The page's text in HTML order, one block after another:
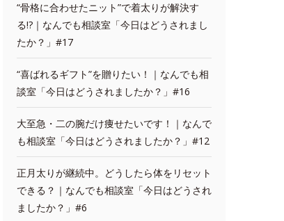
“骨格に合わせたニット”で着太りが解決す
る!?｜なんでも相談室「今日はどうされまし
たか？」#17
“喜ばれるギフト”を贈りたい！｜なんでも相
談室「今日はどうされましたか？」#16
大至急・二の腕だけ痩せたいです！｜なんで
も相談室「今日はどうされましたか？」#12
正月太りが継続中。どうしたら体をリセット
できる？｜なんでも相談室「今日はどうされ
ましたか？」#6